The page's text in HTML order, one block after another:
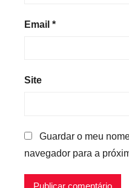
Email *
Site
Guardar o meu
navegador para a